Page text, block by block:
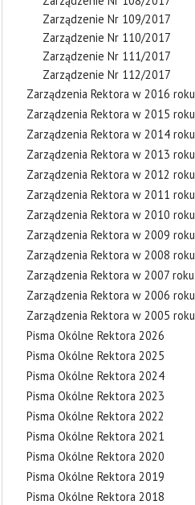
Zarządzenie Nr 109/2017
Zarządzenie Nr 110/2017
Zarządzenie Nr 111/2017
Zarządzenie Nr 112/2017
Zarządzenia Rektora w 2016 roku
Zarządzenia Rektora w 2015 roku
Zarządzenia Rektora w 2014 roku
Zarządzenia Rektora w 2013 roku
Zarządzenia Rektora w 2012 roku
Zarządzenia Rektora w 2011 roku
Zarządzenia Rektora w 2010 roku
Zarządzenia Rektora w 2009 roku
Zarządzenia Rektora w 2008 roku
Zarządzenia Rektora w 2007 roku
Zarządzenia Rektora w 2006 roku
Zarządzenia Rektora w 2005 roku
Pisma Okólne Rektora 2026
Pisma Okólne Rektora 2025
Pisma Okólne Rektora 2024
Pisma Okólne Rektora 2023
Pisma Okólne Rektora 2022
Pisma Okólne Rektora 2021
Pisma Okólne Rektora 2020
Pisma Okólne Rektora 2019
Pisma Okólne Rektora 2018